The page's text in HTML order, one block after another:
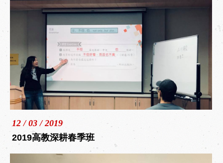
12 / 03 / 2019
2019高教深耕春季班